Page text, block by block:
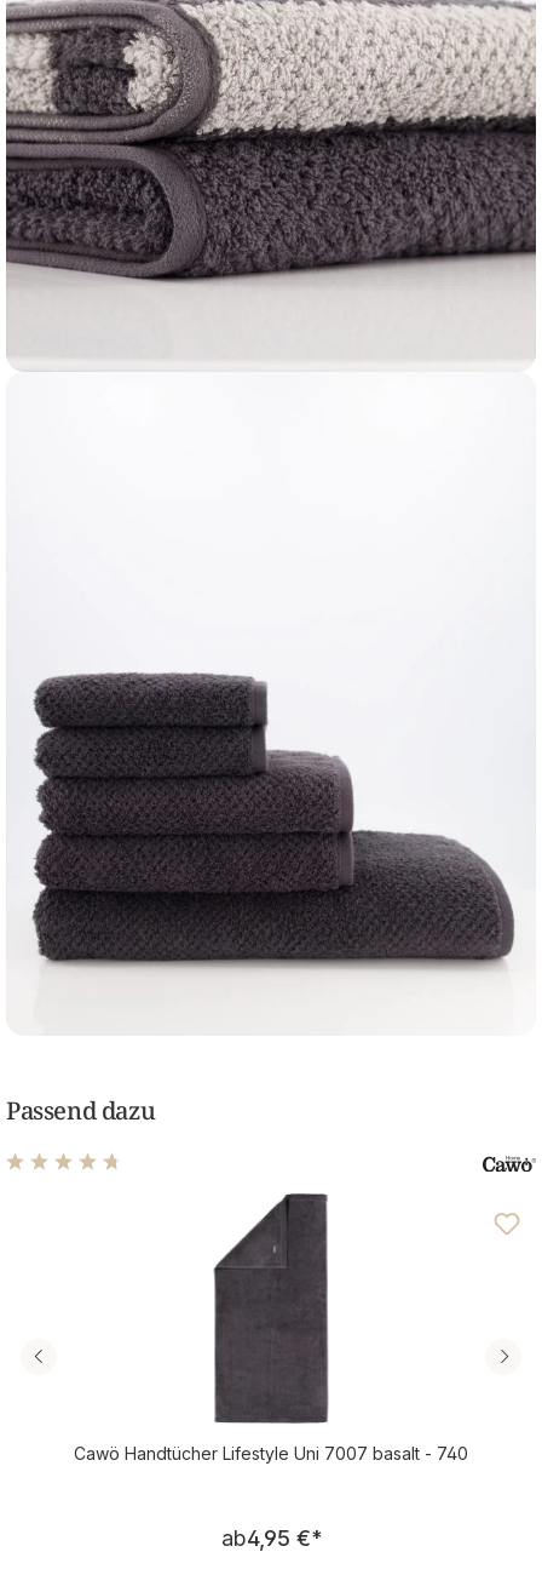
Passend dazu
Durchschnittliche Bewertung von 4.81 von 5 Sternen
Cawö Handtücher Lifestyle Uni 7007 basalt - 740
Regulärer Preis:
ab4,95 €*